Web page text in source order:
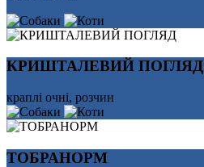
КРИШТАЛЕВИЙ ПОГЛЯД
краплі очні, розчин
ТОБРАНОРМ